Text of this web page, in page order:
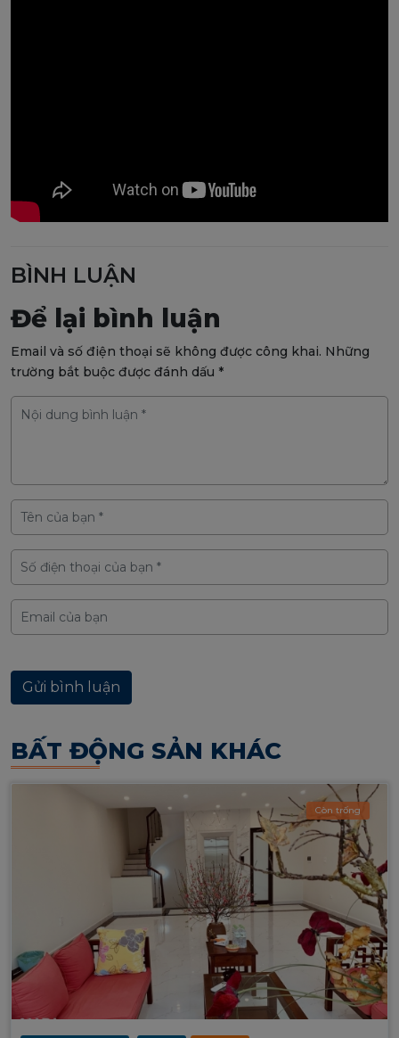
BÌNH LUẬN
Để lại bình luận
Email và số điện thoại sẽ không được công khai. Những
trường bắt buộc được đánh dấu *
BẤT ĐỘNG SẢN KHÁC
Còn trống